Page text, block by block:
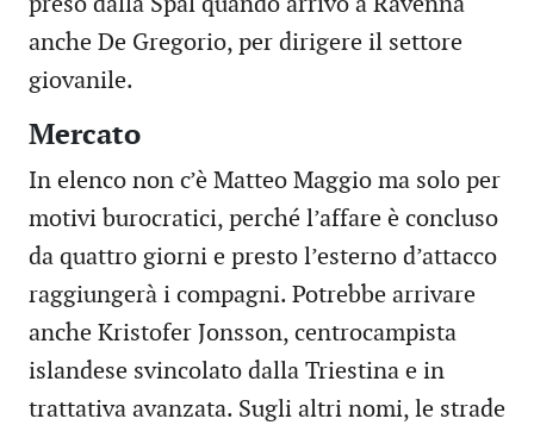
anche De Gregorio, per dirigere il settore
giovanile.
Mercato
In elenco non c’è Matteo Maggio ma solo per
motivi burocratici, perché l’affare è concluso
da quattro giorni e presto l’esterno d’attacco
raggiungerà i compagni. Potrebbe arrivare
anche Kristofer Jonsson, centrocampista
islandese svincolato dalla Triestina e in
trattativa avanzata. Sugli altri nomi, le strade